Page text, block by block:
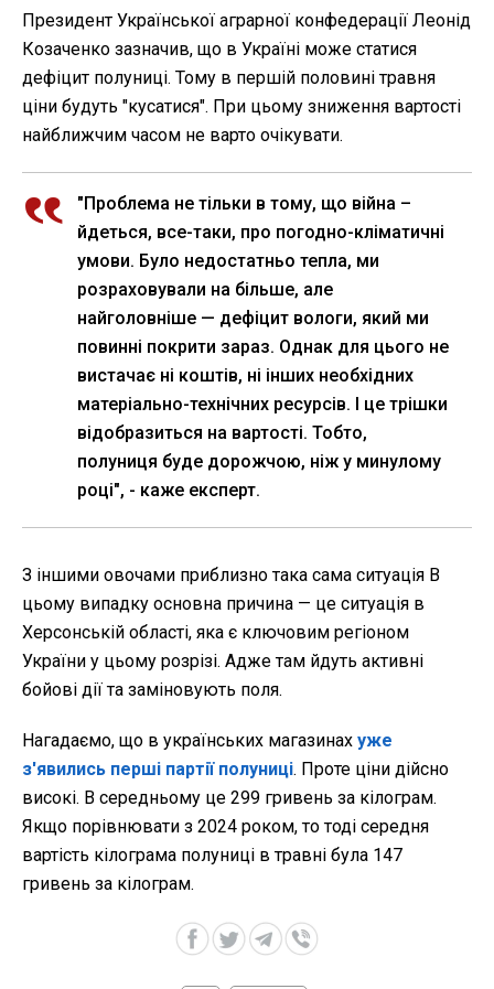
Президент Української аграрної конфедерації Леонід
Козаченко зазначив, що в Україні може статися
дефіцит полуниці. Тому в першій половині травня
ціни будуть "кусатися". При цьому зниження вартості
найближчим часом не варто очікувати.
"Проблема не тільки в тому, що війна –
йдеться, все-таки, про погодно-кліматичні
умови. Було недостатньо тепла, ми
розраховували на більше, але
найголовніше — дефіцит вологи, який ми
повинні покрити зараз. Однак для цього не
вистачає ні коштів, ні інших необхідних
матеріально-технічних ресурсів. І це трішки
відобразиться на вартості. Тобто,
полуниця буде дорожчою, ніж у минулому
році", - каже експерт.
З іншими овочами приблизно така сама ситуація В
цьому випадку основна причина — це ситуація в
Херсонській області, яка є ключовим регіоном
України у цьому розрізі. Адже там йдуть активні
бойові дії та заміновують поля.
Нагадаємо, що в українських магазинах уже
з'явились перші партії полуниці. Проте ціни дійсно
високі. В середньому це 299 гривень за кілограм.
Якщо порівнювати з 2024 роком, то тоді середня
вартість кілограма полуниці в травні була 147
гривень за кілограм.